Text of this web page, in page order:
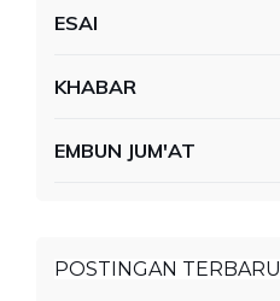
ESAI
KHABAR
EMBUN JUM'AT
POSTINGAN TERBARU